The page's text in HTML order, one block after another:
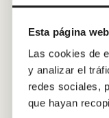
Esta página
Las cookies de
y analizar el
redes sociales,
que hayan